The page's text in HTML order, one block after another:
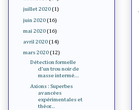
juillet 2020 (1)
juin 2020 (16)
mai 2020 (16)
avril 2020 (14)
mars 2020 (12)
Détection formelle
d'un trou noir de
masse intermé...
Axions : Superbes
avancées
expérimentales et
théor...